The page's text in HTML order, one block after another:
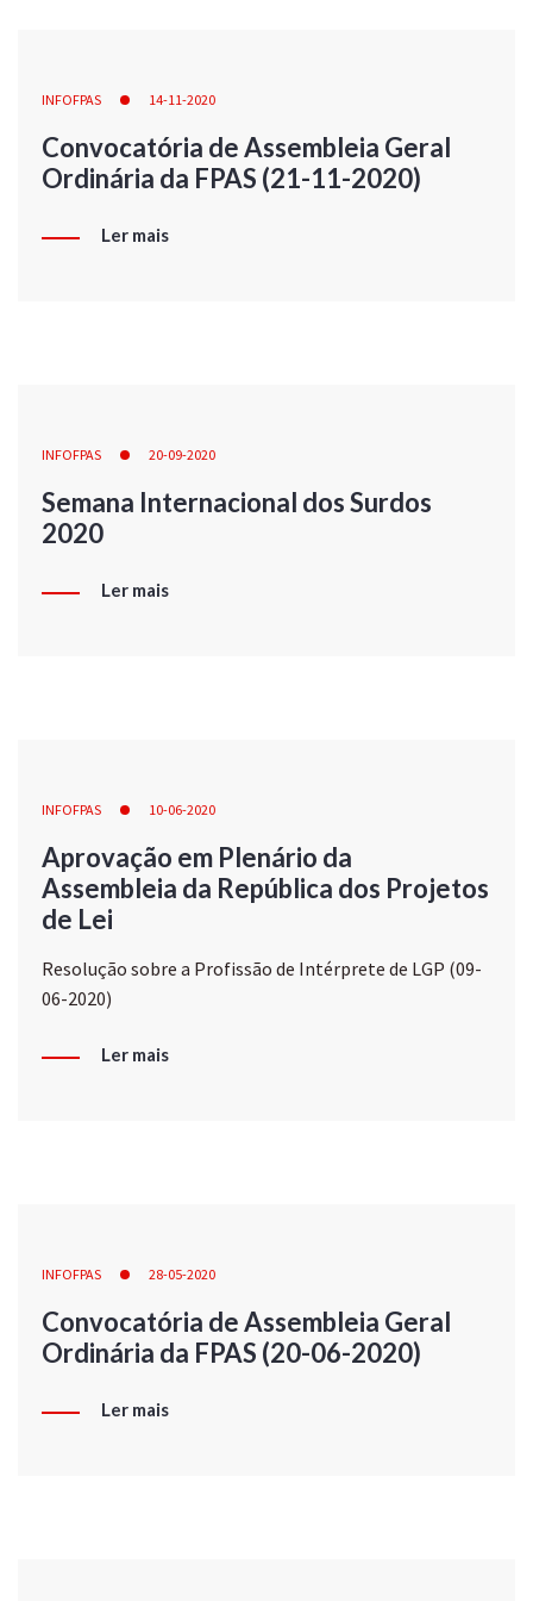
INFOFPAS 14-11-2020
Convocatória de Assembleia Geral
Ordinária da FPAS (21-11-2020)
Ler mais
INFOFPAS 20-09-2020
Semana Internacional dos Surdos
2020
Ler mais
INFOFPAS 10-06-2020
Aprovação em Plenário da
Assembleia da República dos Projetos
de Lei
Resolução sobre a Profissão de Intérprete de LGP (09-
06-2020)
Ler mais
INFOFPAS 28-05-2020
Convocatória de Assembleia Geral
Ordinária da FPAS (20-06-2020)
Ler mais